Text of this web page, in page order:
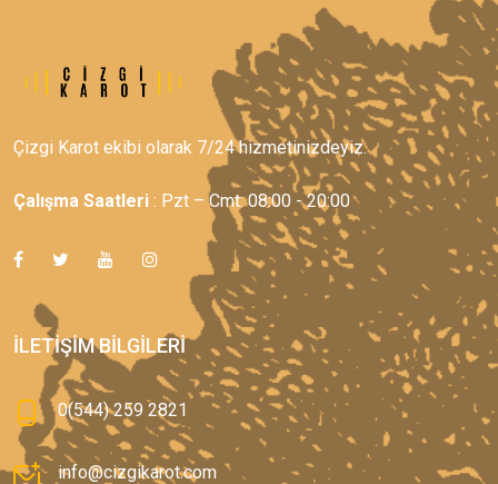
Çizgi Karot ekibi olarak 7/24 hizmetinizdeyiz.
Çalışma Saatleri : Pzt – Cmt: 08:00 - 20:00
İLETIŞIM BILGILERI
0(544) 259 2821
info@cizgikarot.com